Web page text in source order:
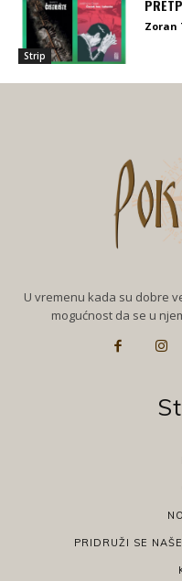
Strip
Zoran
U vremenu kada su dobre
mogućnost da se u
PRIDRUŽI SE